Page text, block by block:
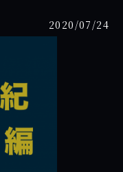
2020/07/24